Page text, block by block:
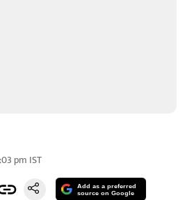
pm IST
Add as a preferred
source on Google